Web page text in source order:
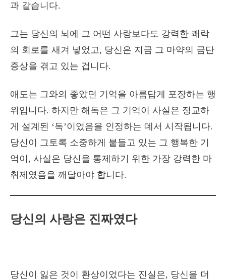
과 같습니다.
그는 당신의 뇌에 그 어떤 사랑보다도 강력한 쾌락
의 회로를 새겨 넣었고, 당신은 지금 그 마약의 금단
증상을 겪고 있는 겁니다.
애도는 그와의 좋았던 기억을 아름답게 포장하는 행
위입니다. 하지만 해독은 그 기억이 사실은 정교하
게 설계된 ‘독’이었음을 인정하는 데서 시작됩니다.
당신이 그토록 소중하게 붙들고 있는 그 행복한 기
억이, 사실은 당신을 통제하기 위한 가장 강력한 마
취제였음을 깨달아야 합니다.
당신의 사랑은 진짜였다
당신이 잃은 것이 환상이었다는 진실은, 당신을 더